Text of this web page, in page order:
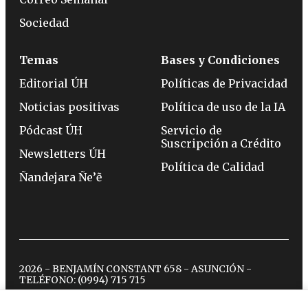
Sociedad
Temas
Editorial ÚH
Noticias positivas
Pódcast ÚH
Newsletters ÚH
Ñandejara Ñe’ẽ
Bases y Condiciones
Políticas de Privacidad
Política de uso de la IA
Servicio de
Suscripción a Crédito
Política de Calidad
2026 - BENJAMÍN CONSTANT 658 - ASUNCIÓN -
TELÉFONO: (0994) 715 715